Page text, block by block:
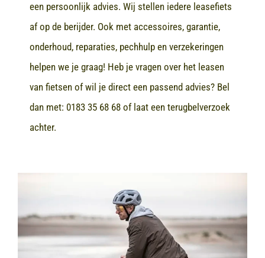
een persoonlijk advies. Wij stellen iedere leasefiets
af op de berijder. Ook met accessoires, garantie,
onderhoud, reparaties, pechhulp en verzekeringen
helpen we je graag! Heb je vragen over het leasen
van fietsen of wil je direct een passend advies? Bel
dan met: 0183 35 68 68of laat een terugbelverzoek
achter.